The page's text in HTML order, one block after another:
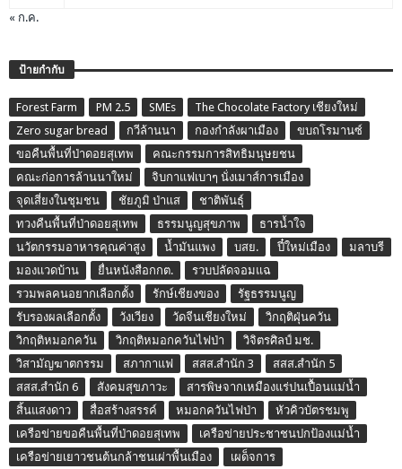
« ก.ค.
ป้ายกำกับ
Forest Farm PM 2.5 SMEs
The Chocolate Factory เชียงใหม่
Zero sugar bread
กวีล้านนา กองกำลังผาเมือง
ขบถโรมานซ์
ขอคืนพื้นที่ป่าดอยสุเทพ
คณะกรรมการสิทธิมนุษยชน
คณะก่อการล้านนาใหม่
จิบกาแฟเบาๆ นั่งเมาส์การเมือง
จุดเสี่ยงในชุมชน
ชัยภูมิ ป่าแส
ชาติพันธุ์
ทวงคืนพื้นที่ป่าดอยสุเทพ
ธรรมนูญสุขภาพ
ธารน้ำใจ
นวัตกรรมอาหารคุณค่าสูง
น้ำมันแพง บสย. ปี๋ใหม่เมือง
มลาบรี
มองแวดบ้าน
ยื่นหนังสือกกต.
รวบปลัดจอมแฉ
รวมพลคนอยากเลือกตั้ง
รักษ์เชียงของ
รัฐธรรมนูญ
รับรองผลเลือกตั้ง
วังเวียง วัดจีนเชียงใหม่
วิกฤติฝุ่นควัน
วิกฤติหมอกควัน
วิกฤติหมอกควันไฟป่า
วิจิตรศิลป์ มช.
วิสามัญฆาตกรรม
สภากาแฟ สสส.สำนัก 3
สสส.สำนัก 5
สสส.สำนัก 6
สังคมสุขภาวะ
สารพิษจากเหมืองแร่ปนเปื้อนแม่น้ำ
สิ้นแสงดาว
สื่อสร้างสรรค์ หมอกควันไฟป่า
หัวคิวบัตรชมพู
เครือข่ายขอคืนพื้นที่ป่าดอยสุเทพ
เครือข่ายประชาชนปกป้องแม่น้ำ
เครือข่ายเยาวชนต้นกล้าชนเผ่าพื้นเมือง
เผด็จการ